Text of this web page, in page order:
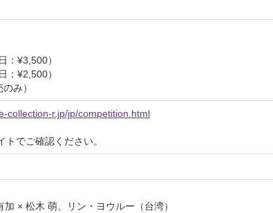
：¥3,500）
：¥2,500）
み）
collection-r.jp/jp/competition.html
でご確認ください。
× 松木 萌、リン・ヨウルー（台湾）